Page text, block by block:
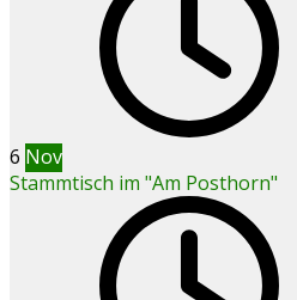
6 Nov
Stammtisch im "Am Posthorn"